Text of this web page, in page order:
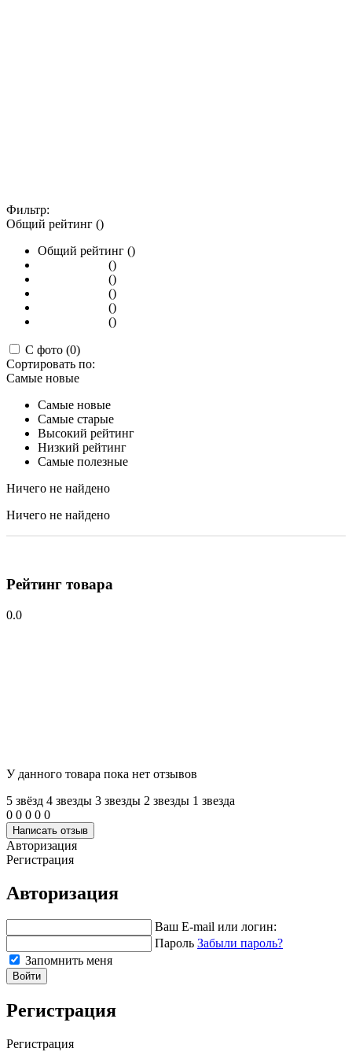
Фильтр:
Общий рейтинг ()
Общий рейтинг ()
()
()
()
()
()
С фото (0)
Сортировать по:
Самые новые
Самые новые
Самые старые
Высокий рейтинг
Низкий рейтинг
Самые полезные
Ничего не найдено
Ничего не найдено
Рейтинг товара
0.0
У данного товара пока нет отзывов
5 звёзд 4 звeзды 3 звeзды 2 звeзды 1 звeзда
0 0 0 0 0
Написать отзыв
Авторизация
Регистрация
Авторизация
Ваш E-mail или логин:
Пароль Забыли пароль?
Запомнить меня
Войти
Регистрация
Регистрация